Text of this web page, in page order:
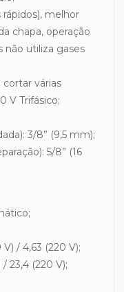
melhor
chapa, operação
não utiliza gases
várias
V Trifásico;
3/8” (9,5 mm);
5/8” (16
/ 4,63 (220 V);
23,4 (220 V);